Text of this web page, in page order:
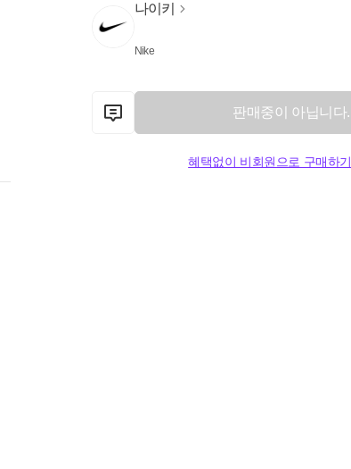
나이키
Nike
판매중이 아닙니다.
혜택없이 비회원으로 구매하기